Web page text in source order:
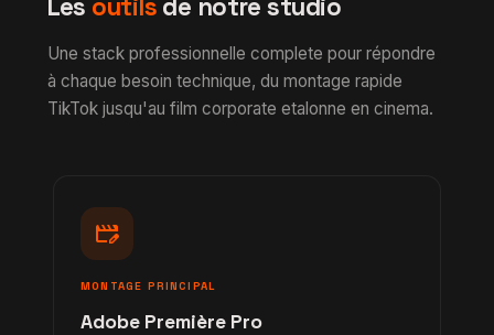
Les outilsde notre studio
Une stack professionnelle complete pour répondre
à chaque besoin technique, du montage rapide
TikTok jusqu'au film corporate etalonne en cinema.
movie_edit
MONTAGE PRINCIPAL
Adobe Première Pro